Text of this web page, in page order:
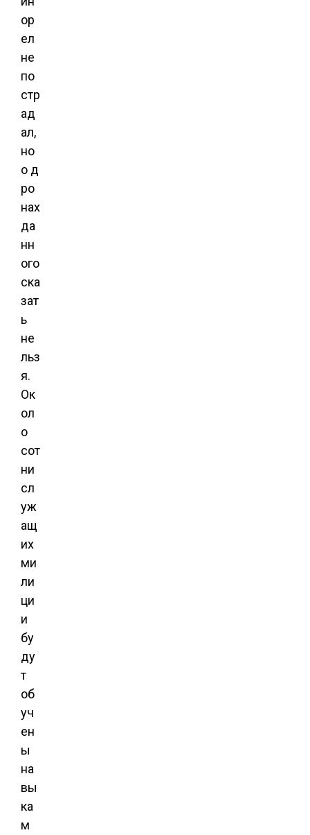
ор
ел
не
по
стр
ад
ал,
но
о д
ро
нах
да
нн
ого
ска
зат
ь
не
льз
я.
Ок
ол
о
сот
ни
сл
уж
ащ
их
ми
ли
ци
и
бу
ду
т
об
уч
ен
ы
на
вы
ка
м